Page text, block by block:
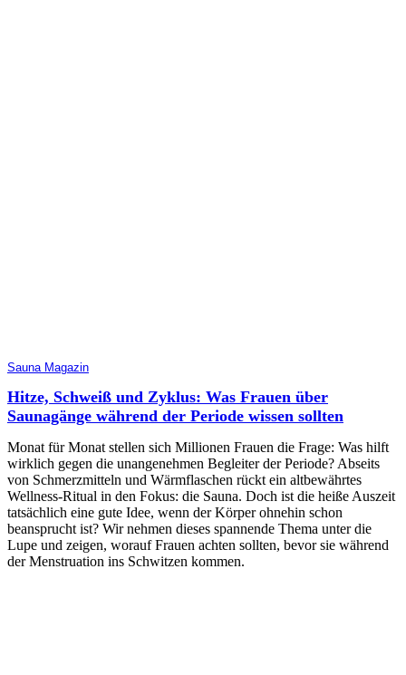
Sauna Magazin
Hitze, Schweiß und Zyklus: Was Frauen über
Saunagänge während der Periode wissen sollten
Monat für Monat stellen sich Millionen Frauen die Frage: Was hilft
wirklich gegen die unangenehmen Begleiter der Periode? Abseits
von Schmerzmitteln und Wärmflaschen rückt ein altbewährtes
Wellness-Ritual in den Fokus: die Sauna. Doch ist die heiße Auszeit
tatsächlich eine gute Idee, wenn der Körper ohnehin schon
beansprucht ist? Wir nehmen dieses spannende Thema unter die
Lupe und zeigen, worauf Frauen achten sollten, bevor sie während
der Menstruation ins Schwitzen kommen.